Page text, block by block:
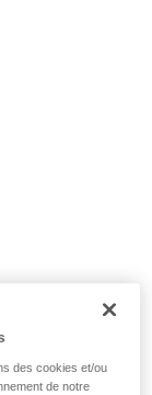
des cookies et/ou
de notre